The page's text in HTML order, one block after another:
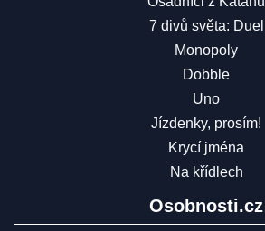
7 divů světa: Duel
Monopoly
Dobble
Uno
Jízdenky, prosím!
Krycí jména
Na křídlech
Osobnosti.cz